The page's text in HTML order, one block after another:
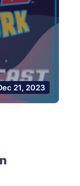
21, 2023